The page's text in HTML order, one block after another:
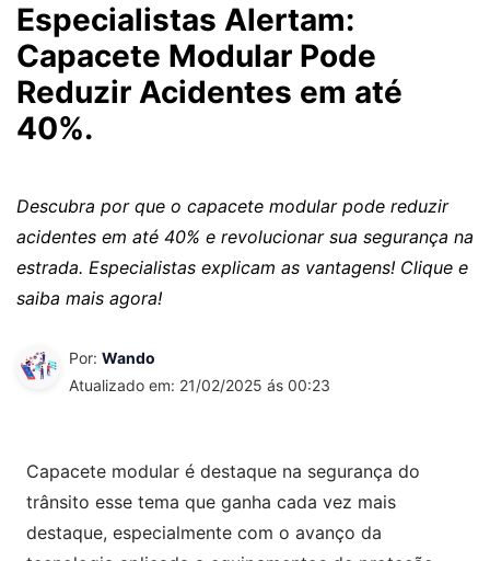
Especialistas Alertam:
Capacete Modular Pode
Reduzir Acidentes em até
40%.
Descubra por que o capacete modular pode reduzir
acidentes em até 40% e revolucionar sua segurança na
estrada. Especialistas explicam as vantagens! Clique e
saiba mais agora!
Por: Wando
Atualizado em: 21/02/2025 ás 00:23
Capacete modular é destaque na segurança do
trânsito esse tema que ganha cada vez mais
destaque, especialmente com o avanço da